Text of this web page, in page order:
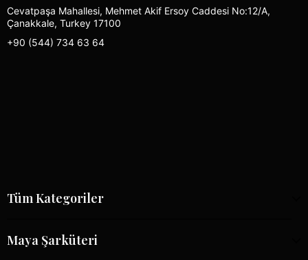
Cevatpaşa Mahallesi, Mehmet Akif Ersoy Caddesi No:12/A,
Çanakkale, Turkey 17100
+90 (544) 734 63 64
Tüm Kategoriler
Maya Şarküteri